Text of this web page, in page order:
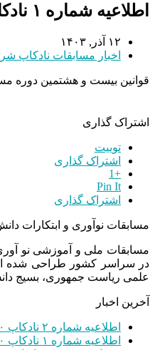
اطلاعیه شماره ۱ نادکاپ ۲٨ – قوانین
۱۲ آذر, ۱۴۰۳
اخبار مسابقات نادکاپ
قوانین بیست و هشتمین دوره
اشتراک گذاری
توییت
اشتراک گذاری
+1
Pin It
اشتراک گذاری
مسابقات نوآوری و ابتکارات
مسابقات ملی و آموزشی نو
در سراسر کشور طراحی شده
علمی ریاست جمهوری، بسیج
آخرین اخبار
اطلاعیه شماره ۲ نادکاپ ۳۰ – ثبت‌نام
اطلاعیه شماره ۱ نادکاپ ۳۰ – قوانین